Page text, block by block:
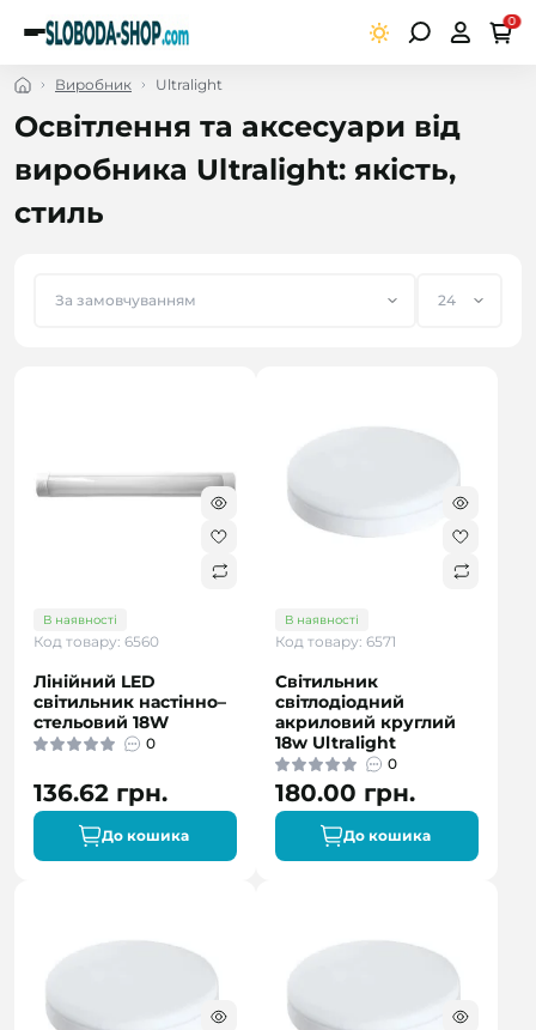
0
Виробник Ultralight
Освітлення та аксесуари від
виробника Ultralight: якість,
стиль
В наявності
Код товару: 6560
Лінійний LED
світильник настінно–
стельовий 18W
0
136.62 грн.
До кошика
В наявності
Код товару: 6571
Світильник
світлодіодний
акриловий круглий
18w Ultralight
0
180.00 грн.
До кошика